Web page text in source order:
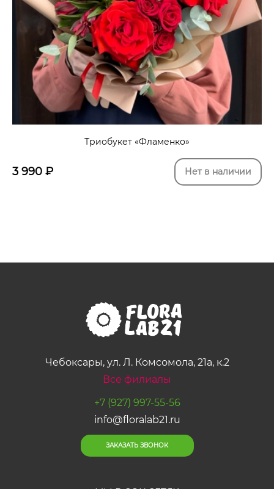
Триобукет «Фламенко»
3 990 ₽ Нет в наличии
Чебоксары, ул. Л. Комсомола, 21а, к.2
Все филиалы
+7 (927) 997-55-56
info@floralab21.ru
ЗАКАЗАТЬ ЗВОНОК